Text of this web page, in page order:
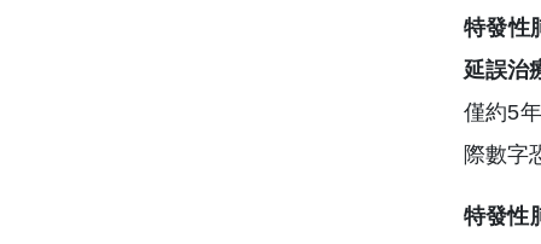
特發性
延誤治
僅約5
際數字
特發性